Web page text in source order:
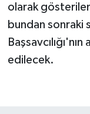
olarak gösterilen
bundan sonraki
edilecek.